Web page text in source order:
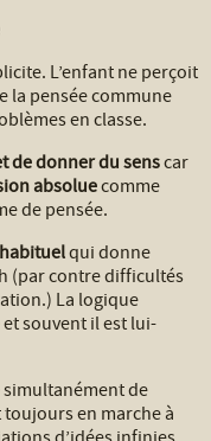
L’enfant ne perçoit
la pensée commune
en classe.
de donner du senscar
absoluecomme
de pensée.
qui donne
(par contre difficultés
La logique
souvent il est lui-
de
toujours en marche à